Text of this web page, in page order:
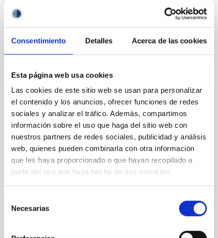
Consentimiento Detalles Acerca de las cookies
Esta página web usa cookies
Las cookies de este sitio web se usan para personalizar
el contenido y los anuncios, ofrecer funciones de redes
sociales y analizar el tráfico. Además, compartimos
información sobre el uso que haga del sitio web con
nuestros partners de redes sociales, publicidad y análisis
web, quienes pueden combinarla con otra información
que les haya proporcionado o que hayan recopilado a
partir del uso que haya hecho de sus servicios.
Necesarias
Fecha de publicación 19/12/2017
NOTA DE PRENSA
El IAC descubre una estrella en la Vía
Láctea que no debería existir
Su escaso contenido en metales, y en particular en
Carbono, cuestiona los modelos actuales de
formación de estrellas de baja masa en el universo
temprano.